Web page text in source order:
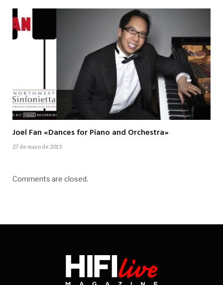
Joel Fan «Dances for Piano and Orchestra»
27 de mayo de 2015
Comments are closed.